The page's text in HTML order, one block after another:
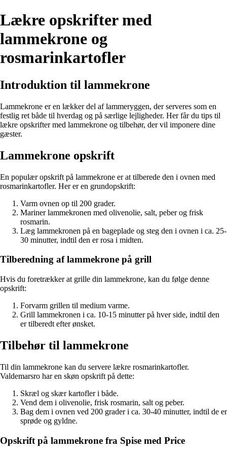
Lækre opskrifter med
lammekrone og
rosmarinkartofler
Introduktion til lammekrone
Lammekrone er en lækker del af lammeryggen, der serveres som en
festlig ret både til hverdag og på særlige lejligheder. Her får du tips til
lækre opskrifter med lammekrone og tilbehør, der vil imponere dine
gæster.
Lammekrone opskrift
En populær opskrift på lammekrone er at tilberede den i ovnen med
rosmarinkartofler. Her er en grundopskrift:
Varm ovnen op til 200 grader.
Mariner lammekronen med olivenolie, salt, peber og frisk
rosmarin.
Læg lammekronen på en bageplade og steg den i ovnen i ca. 25-
30 minutter, indtil den er rosa i midten.
Tilberedning af lammekrone på grill
Hvis du foretrækker at grille din lammekrone, kan du følge denne
opskrift:
Forvarm grillen til medium varme.
Grill lammekronen i ca. 10-15 minutter på hver side, indtil den
er tilberedt efter ønsket.
Tilbehør til lammekrone
Til din lammekrone kan du servere lækre rosmarinkartofler.
Valdemarsro har en skøn opskrift på dette:
Skræl og skær kartofler i både.
Vend dem i olivenolie, frisk rosmarin, salt og peber.
Bag dem i ovnen ved 200 grader i ca. 30-40 minutter, indtil de er
sprøde og gyldne.
Opskrift på lammekrone fra Spise med Price